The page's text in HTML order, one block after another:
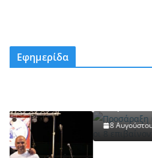
Εφημερίδα
8 Αυγούστου, 2026 rikos